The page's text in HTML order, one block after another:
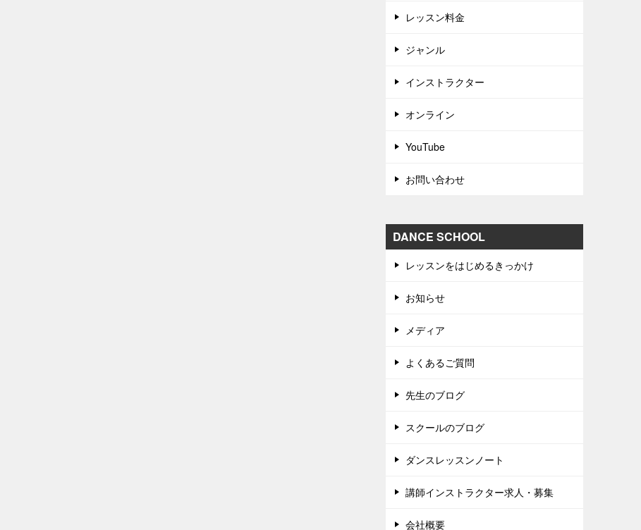
レッスン料金
ジャンル
インストラクター
オンライン
YouTube
お問い合わせ
DANCE SCHOOL
レッスンをはじめるきっかけ
お知らせ
メディア
よくあるご質問
先生のブログ
スクールのブログ
ダンスレッスンノート
講師インストラクター求人・募集
会社概要